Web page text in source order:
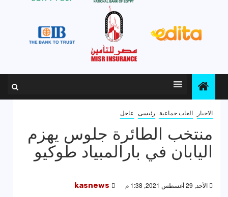
الاخبار العاب جماعية رئيسى عاجل
منتخب الطائرة جلوس يهزم
اليابان في بارالمبياد طوكيو
الأحد, 29 أغسطس 2021, 1:38 م kasnews